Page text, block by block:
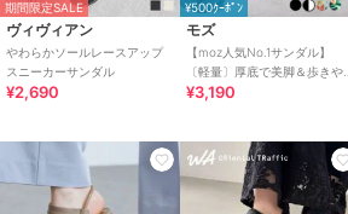
期間限定SALE
ヴィヴィアン
やわらかソールレースアップ
スニーカーサンダル
¥2,690
¥500ｸｰﾎﾟﾝ
モズ
【moz人気No.1サンダル】
〔軽量〕厚底で美脚＆歩きや
すい！疲れにくいフィット感
¥3,190